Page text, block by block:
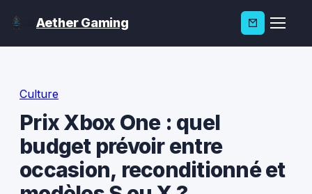
Aether Gaming
Culture
Prix Xbox One : quel
budget prévoir entre
occasion, reconditionné et